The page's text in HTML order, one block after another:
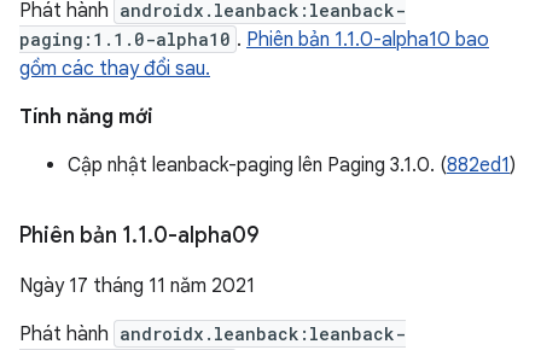
Phát hành androidx.leanback:leanback-
paging:1.1.0-alpha10 . Phiên bản 1.1.0-alpha10 bao
gồm các thay đổi sau.
Tính năng mới
Cập nhật leanback-paging lên Paging 3.1.0. (882ed1)
Phiên bản 1.1.0-alpha09
Ngày 17 tháng 11 năm 2021
Phát hành androidx.leanback:leanback-